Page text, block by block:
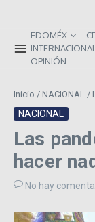
EDOMÉX
OPINIÓN
Inicio / NACIONAL /
NACIONAL
Las
hacer
No hay